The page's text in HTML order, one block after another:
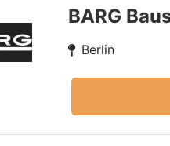
BARG
Berlin